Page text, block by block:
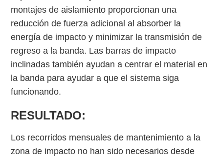
montajes de aislamiento proporcionan una
reducción de fuerza adicional al absorber la
energía de impacto y minimizar la transmisión de
regreso a la banda. Las barras de impacto
inclinadas también ayudan a centrar el material en
la banda para ayudar a que el sistema siga
funcionando.
RESULTADO:
Los recorridos mensuales de mantenimiento a la
zona de impacto no han sido necesarios desde